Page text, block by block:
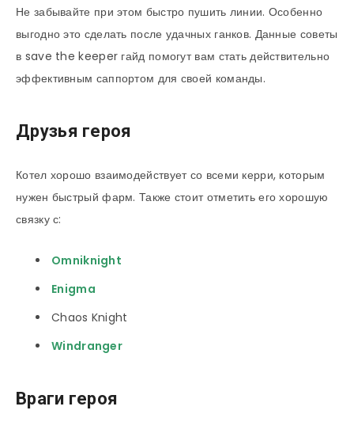
Не забывайте при этом быстро пушить линии. Особенно
выгодно это сделать после удачных ганков. Данные советы
в save the keeper гайд помогут вам стать действительно
эффективным саппортом для своей команды.
Друзья героя
Котел хорошо взаимодействует со всеми керри, которым
нужен быстрый фарм. Также стоит отметить его хорошую
связку с:
Omniknight
Enigma
Chaos Knight
Windranger
Враги героя